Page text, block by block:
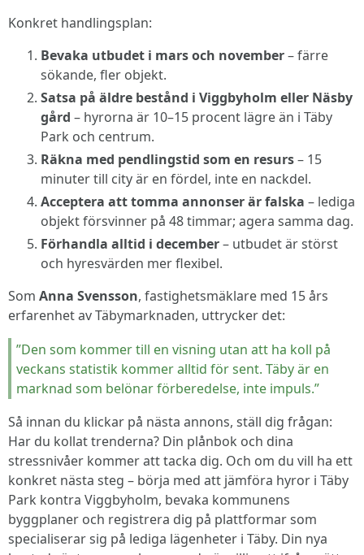
Konkret handlingsplan:
Bevaka utbudet i mars och november– färre
sökande, fler objekt.
Satsa på äldre bestånd i Viggbyholm eller Näsby
gård – hyrorna är 10–15 procent lägre än i Täby
Park och centrum.
Räkna med pendlingstid som en resurs– 15
minuter till city är en fördel, inte en nackdel.
Acceptera att tomma annonser är falska – lediga
objekt försvinner på 48 timmar; agera samma dag.
Förhandla alltid i december– utbudet är störst
och hyresvärden mer flexibel.
Som Anna Svensson, fastighetsmäklare med 15 års
erfarenhet av Täbymarknaden, uttrycker det:
”Den som kommer till en visning utan att ha koll på
veckans statistik kommer alltid för sent. Täby är en
marknad som belönar förberedelse, inte impuls.”
Så innan du klickar på nästa annons, ställ dig frågan:
Har du kollat trenderna? Din plånbok och dina
stressnivåer kommer att tacka dig. Och om du vill ha ett
konkret nästa steg – börja med att jämföra hyror i Täby
Park kontra Viggbyholm, bevaka kommunens
byggplaner och registrera dig på plattformar som
specialiserar sig på lediga lägenheter i Täby. Din nya